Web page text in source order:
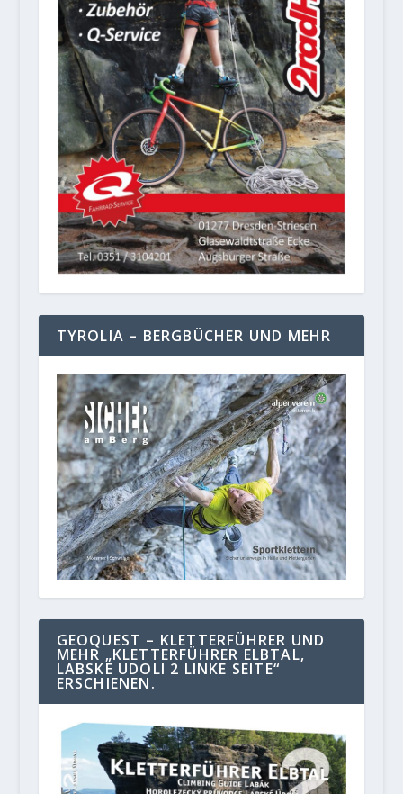
TYROLIA – BERGBÜCHER UND MEHR
GEOQUEST – KLETTERFÜHRER UND
MEHR „KLETTERFÜHRER ELBTAL,
LABSKE UDOLI 2 LINKE SEITE“
ERSCHIENEN.